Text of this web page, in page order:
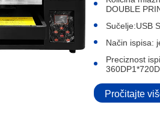
DOUBLE
Sučelje:USB
Način ispisa:
Preciznost
Pročitajte